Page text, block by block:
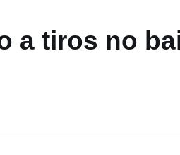
a tiros no